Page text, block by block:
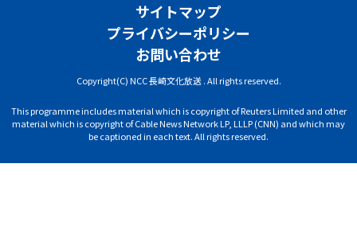
サイトマップ
プライバシーポリシー
お問い合わせ
Copyright(C) NCC 長崎文化放送 . All rights reserved.
This programme includes material which is copyright of Reuters Limited and other
material which is copyright of Cable News Network LP, LLLP (CNN) and which may
be captioned in each text. All rights reserved.